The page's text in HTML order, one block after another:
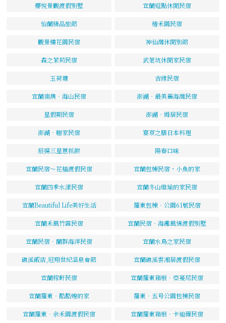
櫻悅景觀渡假別墅 宜蘭逗點休閒民宿
怡蘭精品旅館 椿禾園民宿
觀景樓花園民宿 神仙灣休閒別館
森之茉莉民宿 武荖坑休閒家民宿
玉荷塘 吉緣民宿
宜蘭南澳‧海山民宿 澎湖‧最美麗海灣民宿
星假期民宿 澎湖‧姆居民宿
澎湖‧翹家民宿 宴京之膳日本料理
辰揚三星蔥抓餅 陽春口味
宜蘭民宿～花檣渡假民宿 宜蘭包棟民宿・小魚的家
宜蘭四季水漾民宿 宜蘭冬山維瑜的家民宿
宜蘭Beautiful Life美好生活 羅東包棟‧公園61號民宿
宜蘭禾風竹露民宿 宜蘭民宿．海灘風情渡假別墅
宜蘭民宿．蘭群海洋民宿 宜蘭水鳥之家民宿
礁溪飯店,冠翔世紀溫泉會館 宜蘭礁溪雲湘居渡假民宿
宜蘭稼軒民宿 宜蘭羅東箱根．亞蔓尼民宿
宜蘭羅東‧酷酷嫂的家 羅東．五号公園包棟民宿
宜蘭羅東．余禾園渡假民宿 宜蘭羅東箱根．卡迪爾民宿